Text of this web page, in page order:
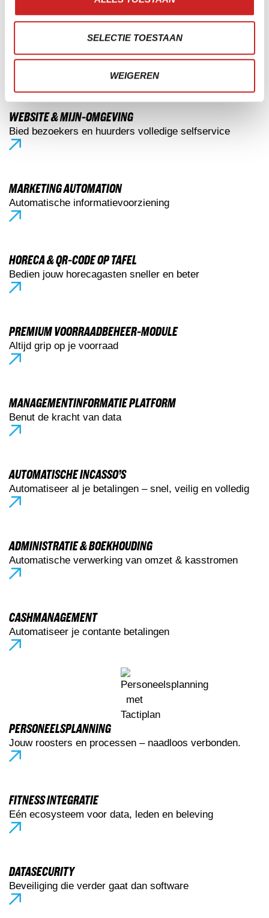
SELECTIE TOESTAAN
WEIGEREN
KASSASYSTEEM & KIOSK
Alles rondom betalingen en verkoop
WEBSITE & MIJN-OMGEVING
Bied bezoekers en huurders volledige selfservice
MARKETING AUTOMATION
Automatische informatievoorziening
HORECA & QR-CODE OP TAFEL
Bedien jouw horecagasten sneller en beter
PREMIUM VOORRAADBEHEER-MODULE
Altijd grip op je voorraad
MANAGEMENTINFORMATIE PLATFORM
Benut de kracht van data
AUTOMATISCHE INCASSO’S
Automatiseer al je betalingen – snel, veilig en volledig
ADMINISTRATIE & BOEKHOUDING
Automatische verwerking van omzet & kasstromen
CASHMANAGEMENT
Automatiseer je contante betalingen
PERSONEELSPLANNING
Jouw roosters en processen – naadloos verbonden.
FITNESS INTEGRATIE
Eén ecosysteem voor data, leden en beleving
DATASECURITY
Beveiliging die verder gaat dan software